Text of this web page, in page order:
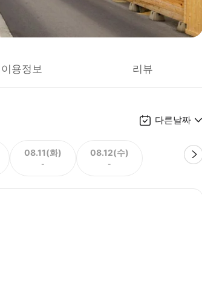
이용정보 리뷰
다른날짜
08.11(화)
-
08.12(수)
-